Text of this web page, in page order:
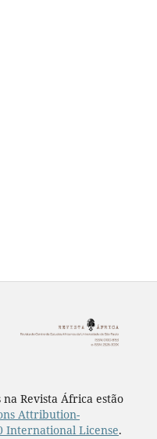
Revista África estão
Attribution-
International License.